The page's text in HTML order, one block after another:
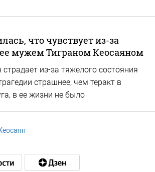
что чувствует из-за
мужем Тиграном Кеосаяном
из-за тяжелого состояния
страшнее, чем теракт в
в ее жизни не было